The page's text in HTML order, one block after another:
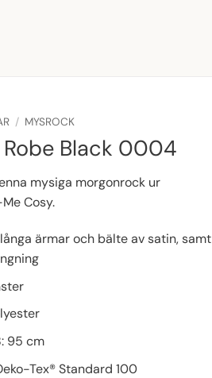
/ MYSROCK
Robe Black 0004
mysiga morgonrock ur
Cosy.
ärmar och bälte av satin, samt
95 cm
Tex® Standard 100